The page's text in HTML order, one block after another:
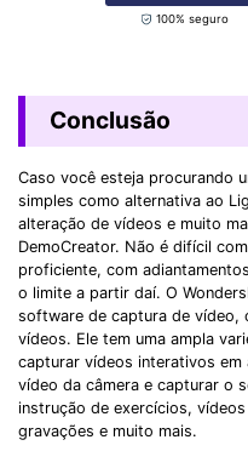
100% seguro
Conclusão
Caso você esteja procurando
simples como alternativa ao
alteração de vídeos e muito
DemoCreator. Não é difícil
proficiente, com
o limite a partir daí. O
software de captura de vídeo,
vídeos. Ele tem uma ampla
capturar vídeos interativos
vídeo da câmera e capturar o
instrução de exercícios,
gravações e muito mais.